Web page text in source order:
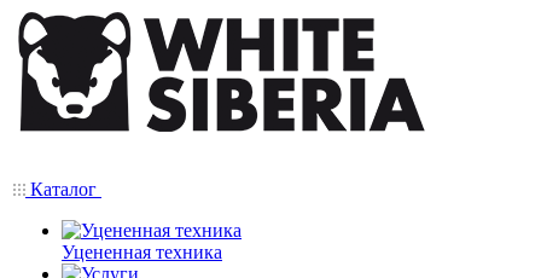
Каталог
Уцененная техника